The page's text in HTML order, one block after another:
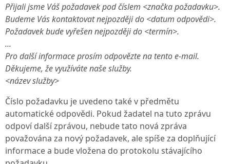
Přijali jsme Váš požadavek pod číslem <značka požadavku>.
Budeme Vás kontaktovat nejpozději do <datum odpovědi>.
Požadavek bude vyřešen nejpozději do <termín>.
...
Pro další informace prosím odpovězte na tento e-mail.
Děkujeme, že využíváte naše služby.
<název služby>
Číslo požadavku je uvedeno také v předmětu
automatické odpovědi. Pokud žadatel na tuto zprávu
odpoví další zprávou, nebude tato nová zpráva
považována za nový požadavek, ale spíše za doplňující
informace a bude vložena do protokolu stávajícího